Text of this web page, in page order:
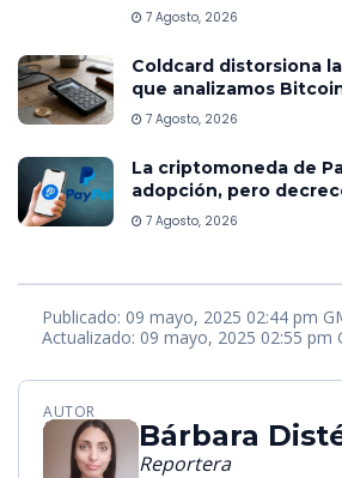
7 Agosto, 2026
Coldcard distorsiona
que analizamos
7 Agosto, 2026
La criptomoneda de
adopción, pero
7 Agosto, 2026
Publicado: 09 mayo, 2025 02:44 pm
Actualizado: 09 mayo, 2025 02:55 pm
AUTOR
Bárbara
Reportera